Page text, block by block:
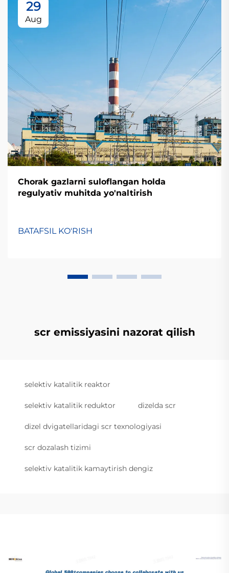
29
Aug
Chorak gazlarni suloflangan holda
regulyativ muhitda yo'naltirish
BATAFSIL KO'RISH
scr emissiyasini nazorat qilish
selektiv katalitik reaktor
selektiv katalitik reduktor dizelda scr
dizel dvigatellaridagi scr texnologiyasi
scr dozalash tizimi
selektiv katalitik kamaytirish dengiz